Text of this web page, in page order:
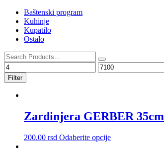
Baštenski program
Kuhinje
Kupatilo
Ostalo
Filter
Zardinjera GERBER 35cm
200.00 rsd Odaberite opcijeOvaj